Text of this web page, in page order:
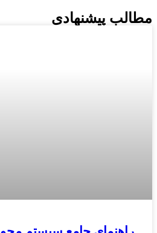
مطالب پیشنهادی